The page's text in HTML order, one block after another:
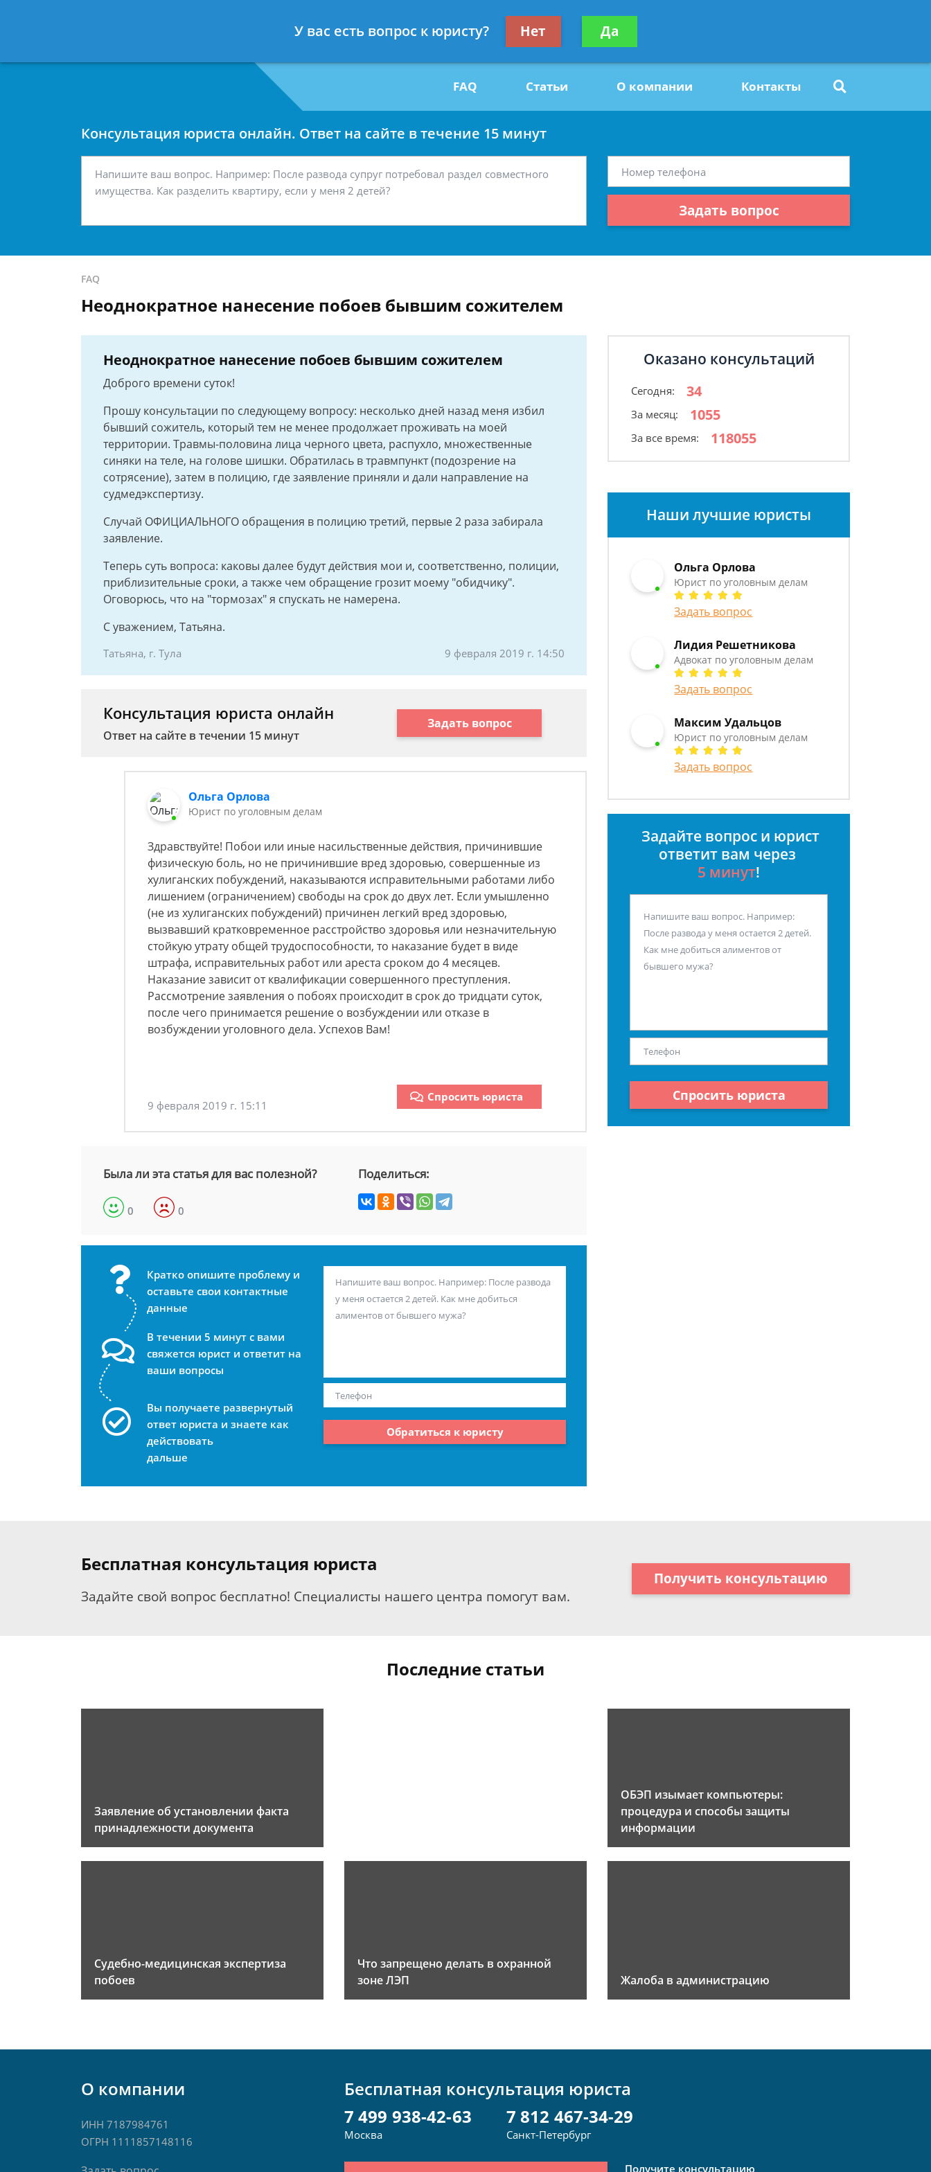
7 812 467-34-29
Получите консультацию
бесплатно
FAQ Статьи О компании Контакты
Консультация юриста онлайн. Ответ на сайте в течение 15 минут
Задать вопрос
FAQ
Неоднократное нанесение побоев бывшим сожителем
Неоднократное нанесение побоев бывшим сожителем
Доброго времени суток!
Прошу консультации по следующему вопросу: несколько дней назад меня избил
бывший сожитель, который тем не менее продолжает проживать на моей
территории. Травмы-половина лица черного цвета, распухло, множественные
синяки на теле, на голове шишки. Обратилась в травмпункт (подозрение на
сотрясение), затем в полицию, где заявление приняли и дали направление на
судмедэкспертизу.
Случай ОФИЦИАЛЬНОГО обращения в полицию третий, первые 2 раза забирала
заявление.
Теперь суть вопроса: каковы далее будут действия мои и, соответственно, полиции,
приблизительные сроки, а также чем обращение грозит моему "обидчику".
Оговорюсь, что на "тормозах" я спускать не намерена.
С уважением, Татьяна.
Татьяна, г. Тула 9 февраля 2019 г. 14:50
Консультация юриста онлайн
Ответ на сайте в течении 15 минут
Задать вопрос
Ольга Орлова
Юрист по уголовным делам
Здравствуйте! Побои или иные насильственные действия, причинившие
физическую боль, но не причинившие вред здоровью, совершенные из
хулиганских побуждений, наказываются исправительными работами либо
лишением (ограничением) свободы на срок до двух лет. Если умышленно
(не из хулиганских побуждений) причинен легкий вред здоровью,
вызвавший кратковременное расстройство здоровья или незначительную
стойкую утрату общей трудоспособности, то наказание будет в виде
штрафа, исправительных работ или ареста сроком до 4 месяцев.
Наказание зависит от квалификации совершенного преступления.
Рассмотрение заявления о побоях происходит в срок до тридцати суток,
после чего принимается решение о возбуждении или отказе в
возбуждении уголовного дела. Успехов Вам!
9 февраля 2019 г. 15:11
Спросить юриста
Была ли эта статья для вас полезной?
0 0
Поделиться:
Кратко опишите проблему и
оставьте свои контактные
данные
В течении 5 минут с вами
свяжется юрист и ответит на
ваши вопросы
Вы получаете развернутый
ответ юриста и знаете как
действовать
дальше
Обратиться к юристу
Оказано консультаций
Сегодня: 34
За месяц: 1055
За все время: 118055
Наши лучшие юристы
Ольга Орлова
Юрист по уголовным делам
Задать вопрос
Лидия Решетникова
Адвокат по уголовным делам
Задать вопрос
Максим Удальцов
Юрист по уголовным делам
Задать вопрос
Задайте вопрос и юрист
ответит вам через
5 минут!
Спросить юриста
Бесплатная консультация юриста
Задайте свой вопрос бесплатно! Специалисты нашего центра помогут вам.
Получить консультацию
Последние статьи
Заявление об установлении факта
принадлежности документа
ОБЭП изымает компьютеры:
процедура и способы защиты
информации
Судебно-медицинская экспертиза
побоев
Что запрещено делать в охранной
зоне ЛЭП
Жалоба в администрацию
О компании
ИНН 7187984761
ОГРН 1111857148116
Бесплатная консультация юриста
7 499 938-42-63
Москва
7 812 467-34-29
Санкт-Петербург
Получите консультацию
У вас есть вопрос к юристу? Нет Да